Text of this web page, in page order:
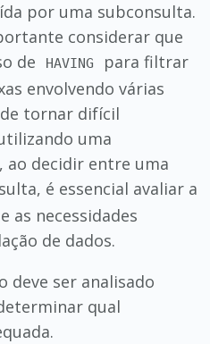
por uma subconsulta.
considerar que
de
HAVING
para filtrar
envolvendo várias
tornar difícil
uma
ao decidir entre uma
é essencial avaliar a
as necessidades
de dados.
deve ser analisado
qual